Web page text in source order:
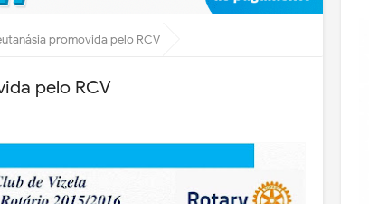
promovida pelo RCV
pelo RCV